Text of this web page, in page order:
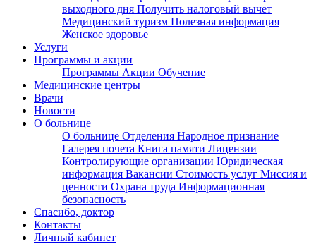
выходного дня Получить налоговый вычет
Медицинский туризм Полезная информация
Женское здоровье
Услуги
Программы и акции
Программы Акции Обучение
Медицинские центры
Врачи
Новости
О больнице
О больнице Отделения Народное признание
Галерея почета Книга памяти Лицензии
Контролирующие организации Юридическая
информация Вакансии Стоимость услуг Миссия и
ценности Охрана труда Информационная
безопасность
Спасибо, доктор
Контакты
Личный кабинет